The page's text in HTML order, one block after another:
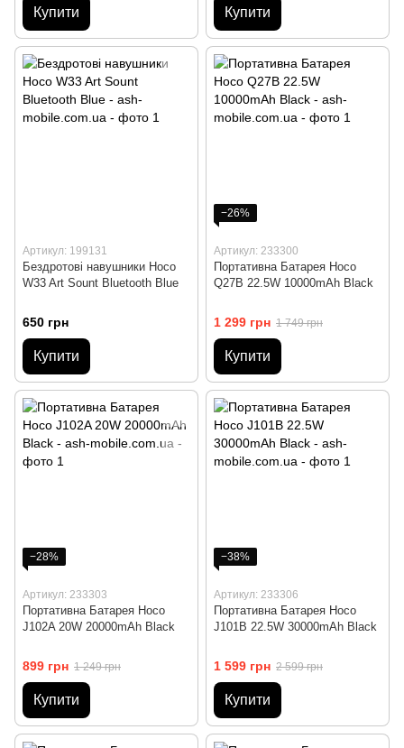
Купити Купити
Артикул: 199131
Бездротові навушники Hoco
W33 Art Sount Bluetooth Blue
650 грн
Купити
−26%
Артикул: 233300
Портативна Батарея Hoco
Q27B 22.5W 10000mAh Black
1 299 грн 1 749 грн
Купити
−28%
Артикул: 233303
Портативна Батарея Hoco
J102A 20W 20000mAh Black
899 грн 1 249 грн
Купити
−38%
Артикул: 233306
Портативна Батарея Hoco
J101B 22.5W 30000mAh Black
1 599 грн 2 599 грн
Купити